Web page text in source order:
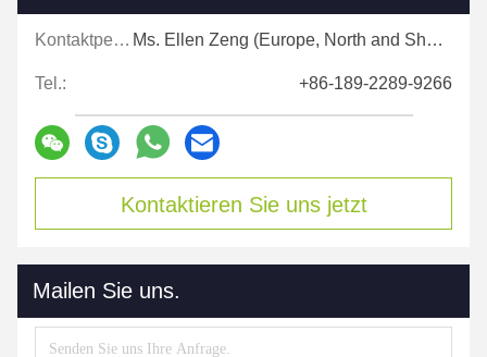
Kontaktpersonen: Ms. Ellen Zeng (Europe, North and Shouth America)
Tel.: +86-189-2289-9266
Kontaktieren Sie uns jetzt
Mailen Sie uns.